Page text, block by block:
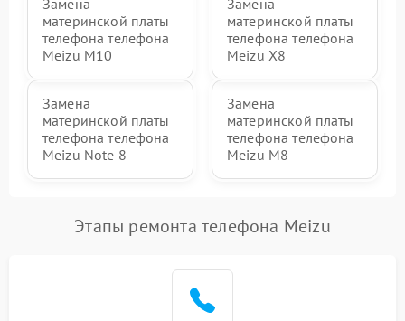
материнской платы
телефона телефона
Meizu M10
материнской платы
телефона телефона
Meizu X8
Замена
материнской платы
телефона телефона
Meizu Note 8
Замена
материнской платы
телефона телефона
Meizu M8
Этапы ремонта телефона Meizu